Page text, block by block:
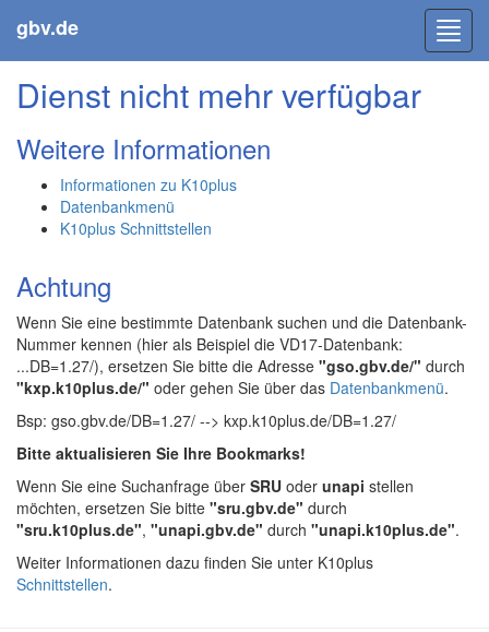
gbv.de
Dienst nicht mehr verfügbar
Weitere Informationen
Informationen zu K10plus
Datenbankmenü
K10plus Schnittstellen
Achtung
Wenn Sie eine bestimmte Datenbank suchen und die Datenbank-
Nummer kennen (hier als Beispiel die VD17-Datenbank:
...DB=1.27/), ersetzen Sie bitte die Adresse "gso.gbv.de/" durch
"kxp.k10plus.de/" oder gehen Sie über das Datenbankmenü.
Bsp: gso.gbv.de/DB=1.27/ --> kxp.k10plus.de/DB=1.27/
Bitte aktualisieren Sie Ihre Bookmarks!
Wenn Sie eine Suchanfrage über SRU oder unapi stellen
möchten, ersetzen Sie bitte "sru.gbv.de" durch
"sru.k10plus.de", "unapi.gbv.de" durch "unapi.k10plus.de".
Weiter Informationen dazu finden Sie unter K10plus
Schnittstellen.